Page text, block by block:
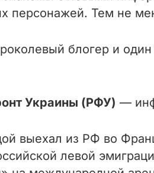
персонажей. Тем не
блогер и один
Украины (РФУ) —
выехал из РФ во
левой